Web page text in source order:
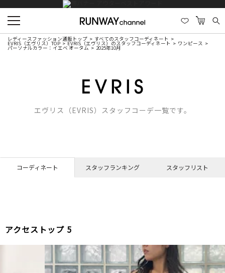
レディースファッション通販トップ すべてのスタッフコーディネート
EVRIS（エヴリス）TOP EVRIS（エヴリス）のスタッフコーディネート ワンピース
パーソナルカラー：イエベ オータム 2025年10月
エヴリス（EVRIS）スタッフコーデ一覧です。
コーディネート スタッフランキング スタッフリスト
アクセストップ 5